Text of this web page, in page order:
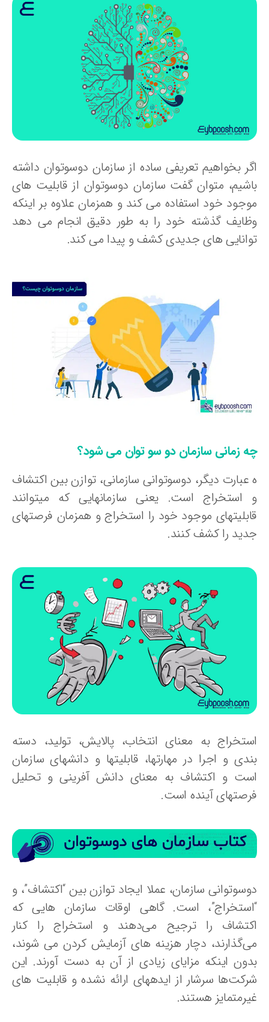
بخواهیم تعریفی ساده از سازمان دوسوتوان داشته
متوان گفت سازمان دوسوتوان از قابلیت های
خود استفاده می کند و همزمان علاوه بر اینکه
گذشته خود را به طور دقیق انجام می دهد
های جدیدی کشف و پیدا می کند.
زمانی سازمان دو سو توان می شود؟
دیگر، دوسوتوانی سازمانی، توازن بین اکتشاف
استخراج است. یعنی سازمان‏هایی که می‏توانند
موجود خود را استخراج و همزمان فرصت‏های
را کشف کنند.
به معنای انتخاب، پالایش، تولید، دسته
و اجرا در مهارتها، قابلیتها و دانشهای سازمان
و اکتشاف به معنای دانش ‏آفرینی و تحلیل
آینده است.
سازمان، عملا ایجاد توازن بین “اکتشاف”، و
است. گاهی اوقات سازمان‏ هایی که
را ترجیح می‏‌دهند و استخراج را کنار
دچار هزینه ‏های آزمایش کردن می‏ شوند،
اینکه مزایای زیادی از آن به دست آورند. این
سرشار از ایده‏های ارائه نشده و قابلیت های
هستند.